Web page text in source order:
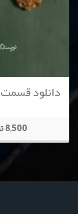
دانلود قسمت 3 نوبت لیلی با کیفیت 720
8,500 تومان